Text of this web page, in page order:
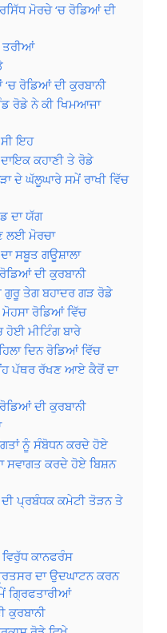
ਮੋਰਚੇ ‘ਚ ਰੋਡਿਆਂ ਦੀ
ਤਰੀਆਂ
ਰੋਡਿਆਂ ਦੀ ਕੁਰਬਾਨੀ
ਰੋਡੇ ਨੇ ਕੀ ਖਿਮਆਜਾ
ਇਹ
ਕਹਾਣੀ ਤੇ ਰੋਡੇ
ਦੇ ਘੱਲੂਘਾਰੇ ਸਮੇਂ ਰਾਖੀ ਵਿੱਚ
ਦਾ ਯੱਗ
ਲਈ ਮੋਰਚਾ
ਸਬੂਤ ਗਊਸ਼ਾਲਾ
ਦੀ ਕੁਰਬਾਨੀ
ਗੁਰੂ ਤੇਗ ਬਹਾਦਰ ਗੜ ਰੋਡੇ
ਮੋਹਸਾ ਰੋਡਿਆਂ ਵਿੱਚ
ਹੋਈ ਮੀਟਿੰਗ ਬਾਰੇ
ਦਿਨ ਰੋਡਿਆਂ ਵਿੱਚ
ਪੱਥਰ ਰੱਖਣ ਆਏ ਕੈਰੋਂ ਦਾ
ਦੀ ਕੁਰਬਾਨੀ
ਨੂੰ ਸੰਬੋਧਨ ਕਰਦੇ ਹੋਏ
ਸਵਾਗਤ ਕਰਦੇ ਹੋਏ ਬਿਸ਼ਨ
ਦੀ ਪ੍ਰਬੰਧਕ ਕਮੇਟੀ ਤੋੜਨ ਤੇ
ਕਾਨਫਰੰਸ
ਦਾ ਉਦਘਾਟਨ ਕਰਨ
ਗ੍ਰਿਫਤਾਰੀਆਂ
ਕੁਰਬਾਨੀ